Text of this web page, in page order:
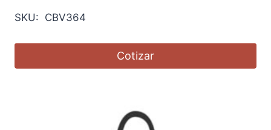
SKU: CBV364
Cotizar